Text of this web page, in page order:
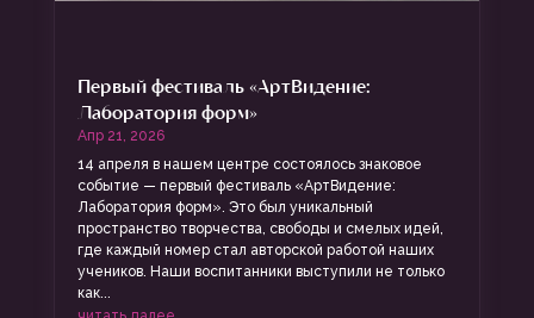
Первый фестиваль «АртВидение:
Лаборатория форм»
Апр 21, 2026
14 апреля в нашем центре состоялось знаковое
событие — первый фестиваль «АртВидение:
Лаборатория форм». Это был уникальный
пространство творчества, свободы и смелых идей,
где каждый номер стал авторской работой наших
учеников. Наши воспитанники выступили не только
как...